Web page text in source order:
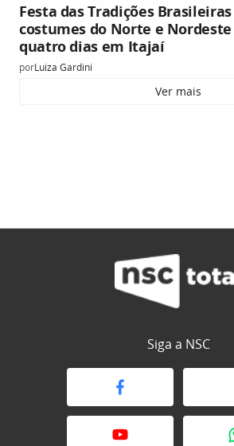
Festa das Tradições
costumes do Norte e
quatro dias em Itajaí
porLuiza Gardini
Ver mais
Siga a NSC